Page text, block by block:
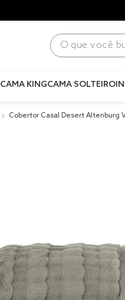
O que você
CAMA KINGCAMA SOLTEIRO
Cobertor Casal Desert Altenburg